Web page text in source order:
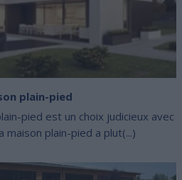
plain-pied
pied est un choix judicieux avec
maison plain-pied a plut(...)